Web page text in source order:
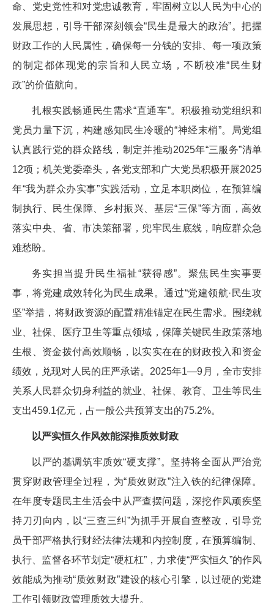
命、党史党性和对党忠诚教育，牢固树立以人民为中心的
发展思想，引导干部深刻领会“民生是最大的政治”。把握
财政工作的人民属性，确保每一分钱的安排、每一项政策
的制定都体现党的宗旨和人民立场，不断校准“民生财
政”的价值航向。
扎根实践畅通民生需求“直通车”。积极推动党组织和
党员力量下沉，构建感知民生冷暖的“神经末梢”。局党组
认真践行党的群众路线，制定并推动2025年“三服务”清单
12项；机关党委牵头，各党支部和广大党员积极开展2025
年“我为群众办实事”实践活动，立足本职岗位，在预算编
制执行、民生保障、乡村振兴、基层“三保”等方面，高效
落实中央、省、市决策部署，兜牢民生底线，响应群众急
难愁盼。
务实担当提升民生福祉“获得感”。聚焦民生实事要
事，将党建成效转化为民生成果。通过“党建领航·民生攻
坚”举措，将财政资源的配置精准锚定在民生需求。围绕就
业、社保、医疗卫生等重点领域，保障关键民生政策落地
生根、资金拨付高效顺畅，以实实在在的财政投入和资金
绩效，兑现对人民的庄严承诺。2025年1—9月，全市安排
关系人民群众切身利益的就业、社保、教育、卫生等民生
支出459.1亿元，占一般公共预算支出的75.2%。
以严实恒久作风效能深推质效财政
以严的基调筑牢质效“硬支撑”。坚持将全面从严治党
贯穿财政管理全过程，为“质效财政”注入铁的纪律保障。
在年度专题民主生活会中从严查摆问题，深挖作风顽疾坚
持刀刃向内，以“三查三纠”为抓手开展自查整改，引导党
员干部严格执行财经法律法规和内控制度，在预算编制、
执行、监督各环节划定“硬杠杠”，力求使“严实恒久”的作风
效能成为推动“质效财政”建设的核心引擎，以过硬的党建
工作引领财政管理质效大提升。